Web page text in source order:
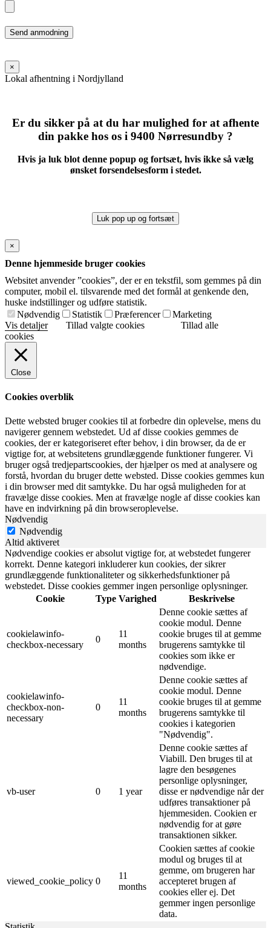
Please
leave
field
empty.
×
Lokal afhentning i Nordjylland
Er du sikker på at du har mulighed for at afhente
din pakke hos os i 9400 Nørresundby ?
Hvis ja luk blot denne popup og fortsæt, hvis ikke så vælg
ønsket forsendelsesform i stedet.
Luk pop up og fortsæt
×
Denne hjemmeside bruger cookies
Websitet anvender ”cookies”, der er en tekstfil, som gemmes på din
computer, mobil el. tilsvarende med det formål at genkende den,
huske indstillinger og udføre statistik.
Nødvendig
Statistik Præferencer
Marketing
Vis detaljer
Tillad valgte cookies
Tillad alle
cookies
Close
Cookies overblik
Dette websted bruger cookies til at forbedre din oplevelse, mens du
navigerer gennem webstedet. Ud af disse cookies gemmes de
cookies, der er kategoriseret efter behov, i din browser, da de er
vigtige for, at websitetens grundlæggende funktioner fungerer. Vi
bruger også tredjepartscookies, der hjælper os med at analysere og
forstå, hvordan du bruger dette websted. Disse cookies gemmes kun
i din browser med dit samtykke. Du har også muligheden for at
fravælge disse cookies. Men at fravælge nogle af disse cookies kan
have en indvirkning på din browseroplevelse.
Nødvendig
Nødvendig
Altid aktiveret
Nødvendige cookies er absolut vigtige for, at webstedet fungerer
korrekt. Denne kategori inkluderer kun cookies, der sikrer
grundlæggende funktionaliteter og sikkerhedsfunktioner på
webstedet. Disse cookies gemmer ingen personlige oplysninger.
Cookie
Type Varighed Beskrivelse
cookielawinfo-
checkbox-necessary
0
11
months
Denne cookie sættes af
cookie modul. Denne
cookie bruges til at gemme
brugerens samtykke til
cookies som ikke er
nødvendige.
cookielawinfo-
checkbox-non-
necessary
0
11
months
Denne cookie sættes af
cookie modul. Denne
cookie bruges til at gemme
brugerens samtykke til
cookies i kategorien
"Nødvendig".
vb-user 0 1 year
Denne cookie sættes af
Viabill. Den bruges til at
lagre den besøgenes
personlige oplysninger,
disse er nødvendige når der
udføres transaktioner på
hjemmesiden. Cookien er
nødvendig for at gøre
transaktionen sikker.
viewed_cookie_policy 0
11
months
Cookien sættes af cookie
modul og bruges til at
gemme, om brugeren har
accepteret brugen af ​​
cookies eller ej. Det
gemmer ingen personlige
data.